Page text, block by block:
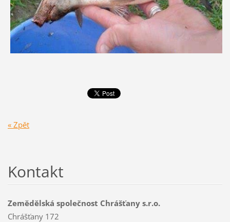
« Zpět
Kontakt
Zemědělská společnost Chrášťany s.r.o.
Chrášťany 172